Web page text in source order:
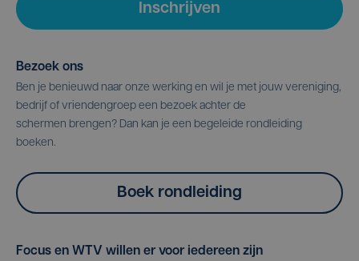
Inschrijven
Bezoek ons
Ben je benieuwd naar onze werking en wil je met jouw vereniging,
bedrijf of vriendengroep een bezoek achter de
schermen brengen? Dan kan je een begeleide rondleiding
boeken.
Boek rondleiding
Focus en WTV willen er voor iedereen zijn